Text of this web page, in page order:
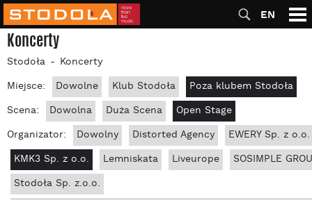
EN
Koncerty
Stodoła
Koncerty
Miejsce:
Dowolne Klub Stodoła
Poza klubem Stodoła
Scena:
Dowolna Duża Scena
Open Stage
Organizator:
Dowolny Distorted Agency
EWERY Sp. z o.o.
KMK3 Sp. z o.o.
Lemniskata Liveurope
SOSIMPLE
Stodoła Sp. z.o.o.